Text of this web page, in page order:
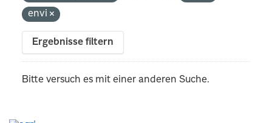
envi
Ergebnisse filtern
Bitte versuch es mit einer anderen Suche.